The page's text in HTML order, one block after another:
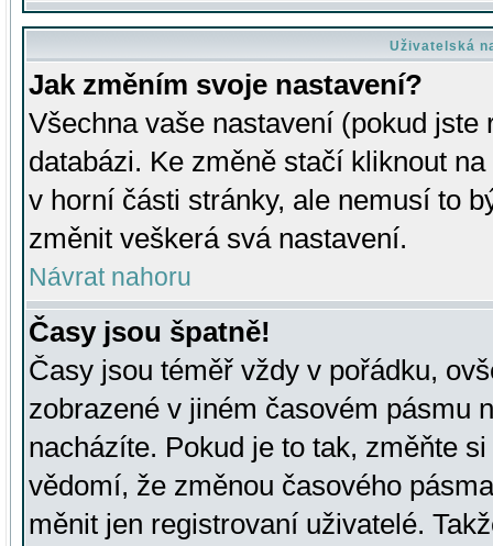
Uživatelská
Jak změním svoje nastavení?
Všechna vaše nastavení (pokud
databázi. Ke změně stačí kliknout
v horní části stránky, ale nemusí to
změnit veškerá svá nastavení.
Návrat nahoru
Časy jsou špatně!
Časy jsou téměř vždy v pořádku,
zobrazené v jiném časovém pásmu
nacházíte. Pokud je to tak, změňte
vědomí, že změnou časového
měnit jen registrovaní uživatelé.